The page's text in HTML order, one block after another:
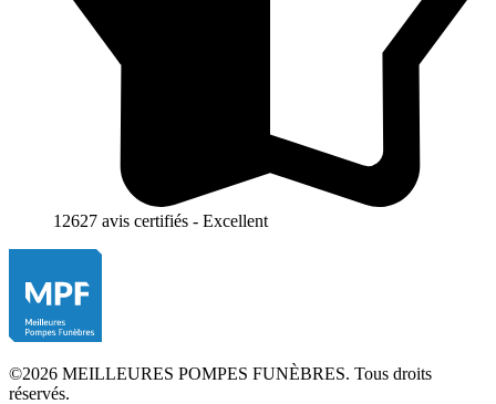
12627 avis certifiés - Excellent
©2026 MEILLEURES POMPES FUNÈBRES. Tous droits
réservés.